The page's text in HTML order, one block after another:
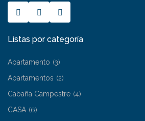
Listas por categoría
Apartamento (3)
Apartamentos (2)
Cabaña Campestre (4)
CASA (6)